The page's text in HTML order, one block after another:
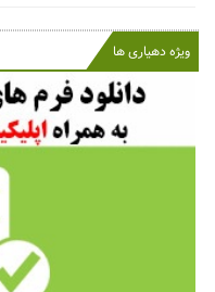
ویژه دهیاری ها